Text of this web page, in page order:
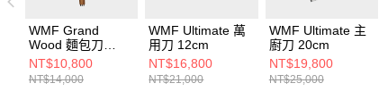
WMF Grand
Wood 麵包刀
19cm
NT$10,800
NT$14,000
WMF Ultimate 萬
用刀 12cm
NT$16,800
NT$21,000
WMF Ultimate 主
廚刀 20cm
NT$19,800
NT$25,000